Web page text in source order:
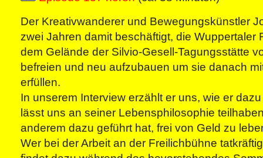
Der Kreativwanderer und Bewegungskünstler
zwei Jahren damit beschäftigt, die Wuppertaler
dem Gelände der Silvio-Gesell-Tagungsstätte
befreien und neu aufzubauen um sie danach
erfüllen.
In unserem Interview erzählt er uns, wie er
lässt uns an seiner Lebensphilosophie
anderem dazu geführt hat, frei von Geld zu
Wer bei der Arbeit an der Freilichbühne